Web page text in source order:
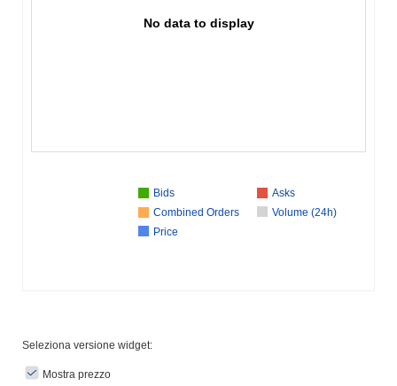
No data to display
Bids
Asks
Combined Orders
Volume (24h)
Price
Seleziona versione widget:
Mostra prezzo